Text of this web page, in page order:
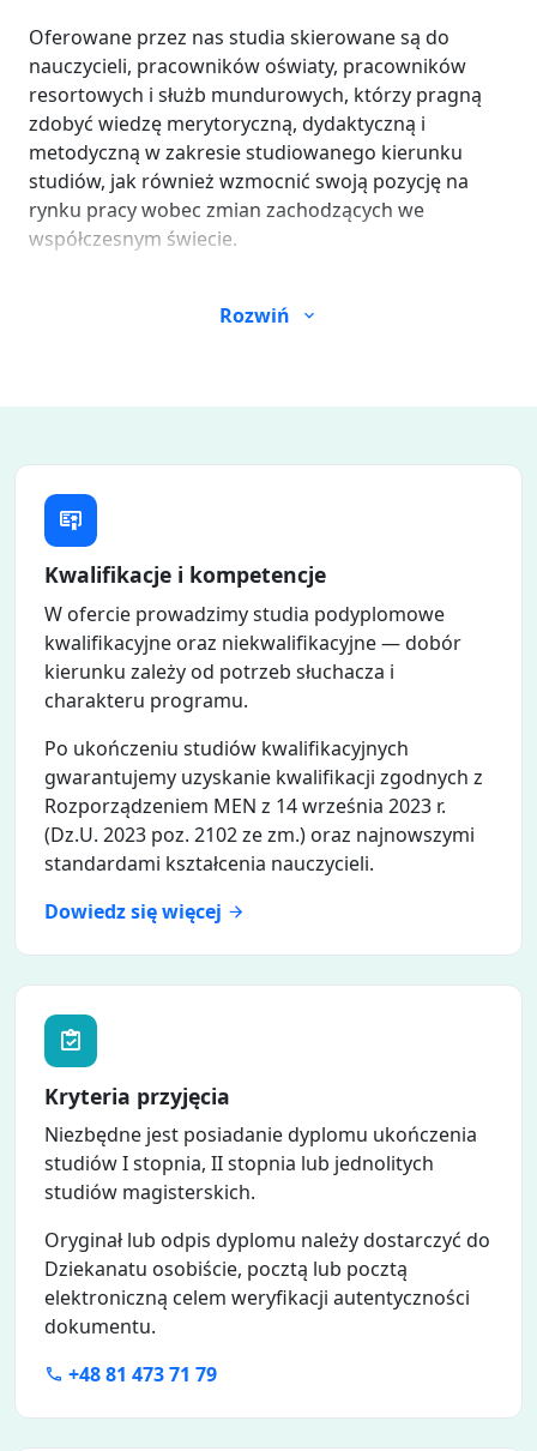
Oferowane przez nas studia skierowane są do
nauczycieli, pracowników oświaty, pracowników
resortowych i służb mundurowych, którzy pragną
zdobyć wiedzę merytoryczną, dydaktyczną i
metodyczną w zakresie studiowanego kierunku
studiów, jak również wzmocnić swoją pozycję na
rynku pracy wobec zmian zachodzących we
współczesnym świecie.
Rozwiń
Kwalifikacje i kompetencje
W ofercie prowadzimy studia podyplomowe
kwalifikacyjne oraz niekwalifikacyjne — dobór
kierunku zależy od potrzeb słuchacza i
charakteru programu.
Po ukończeniu studiów kwalifikacyjnych
gwarantujemy uzyskanie kwalifikacji zgodnych z
Rozporządzeniem MEN z 14 września 2023 r.
(Dz.U. 2023 poz. 2102 ze zm.) oraz najnowszymi
standardami kształcenia nauczycieli.
Dowiedz się więcej
Kryteria przyjęcia
Niezbędne jest posiadanie dyplomu ukończenia
studiów I stopnia, II stopnia lub jednolitych
studiów magisterskich.
Oryginał lub odpis dyplomu należy dostarczyć do
Dziekanatu osobiście, pocztą lub pocztą
elektroniczną celem weryfikacji autentyczności
dokumentu.
+48 81 473 71 79